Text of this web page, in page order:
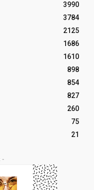
3990
3784
2125
1686
1610
898
854
827
260
75
21
-